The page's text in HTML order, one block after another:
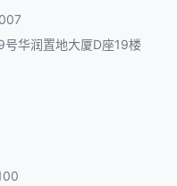
华润置地大厦D座19楼